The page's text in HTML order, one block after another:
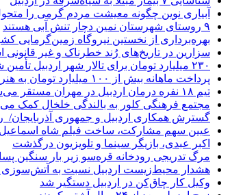
آبیاری نوین چگونه معیشت مردم گرمی را
۹ روستای شهرستان نمین دچار تنش آبی هستند
بهره‌برداری از نخستین نیروگاه زمین‌گرمایی
سزارین در تاریخ‌های رُند خطرناک و غیر
۲۳۰ میلیارد تومان برای تالار شهر اردبیل تأمین شد
پرداخت ماهانه بیش از ۱۰۰ میلیارد تومان به هنرمندان از طریق صندوق هنر
تیم ۱۸ نفره درمان اردبیل در مهران مستقر می‌شود
مجتمع فرهنگی کلور به بالندگی خلخال کمک
گسترش همکاری اردبیل و جمهوری آذربایجان/
عیین سهم مشارکت، ساخت فیلم شاه‌ اسماعیل
اکبر عبدی، بازیگر سینما و تلویزیون درگذشت
مرگ تدریجی رودخانه قره‌سو زیر بار سنگین
هشدار محیط‌زیست اردبیل نسبت به آتش‌سوزی
وکیل کار چاق‌کن در اردبیل دستگیر شد